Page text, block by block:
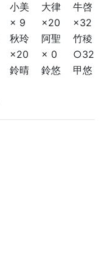
小美 大律
牛啓
× 9 ×20
×32
秋玲 阿聖
竹稜
×20 × 0
○32
鈴晴 鈴悠
甲悠